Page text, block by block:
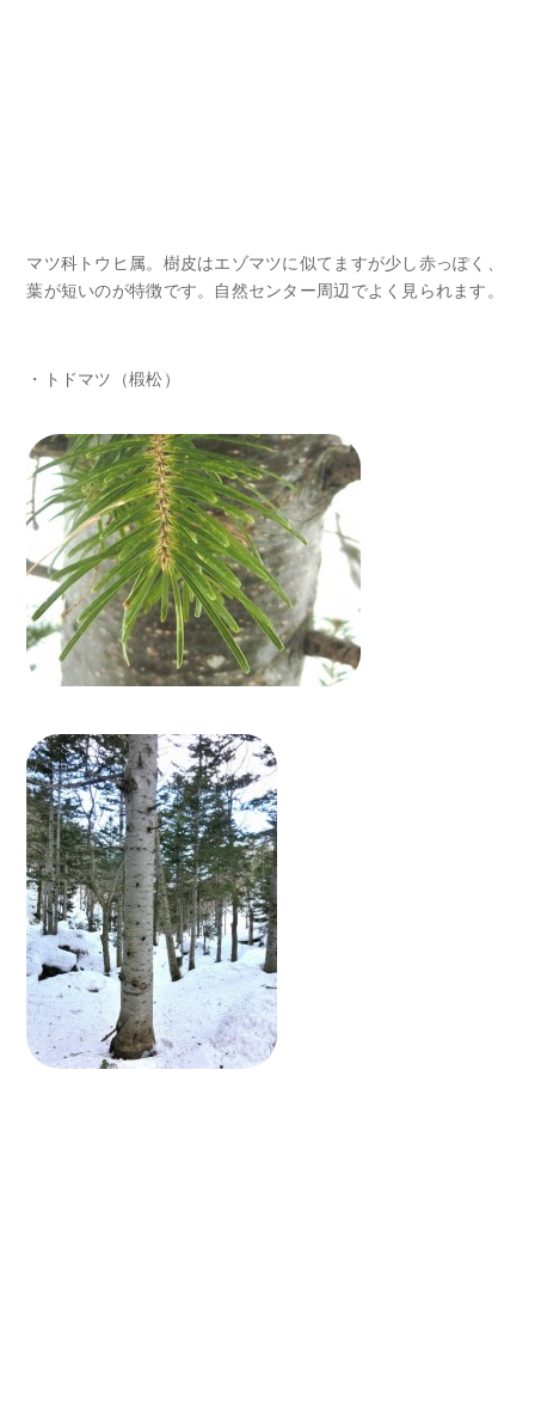
マツ科トウヒ属。樹皮はエゾマツに似てますが少し赤っぽく、
葉が短いのが特徴です。自然センター周辺でよく見られます。
・トドマツ（椴松）